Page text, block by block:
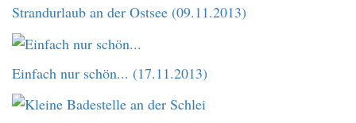
Strandurlaub an der Ostsee (09.11.2013)
Einfach nur schön... (17.11.2013)